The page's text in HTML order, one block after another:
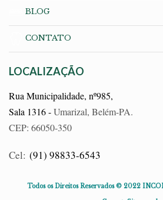
BLOG
CONTATO
LOCALIZAÇÃO
Rua Municipalidade, nº985,
Sala 1316 -Umarizal, Belém-PA.
CEP: 66050-350
Cel: (91) 98833-6543
Todos os Direitos Reservados © 2022